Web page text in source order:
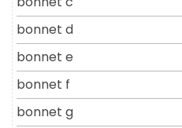
bonnet d
bonnet e
bonnet f
bonnet g